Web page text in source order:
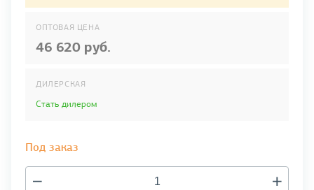
ОПТОВАЯ ЦЕНА
46 620 руб.
ДИЛЕРСКАЯ
Стать дилером
Под заказ